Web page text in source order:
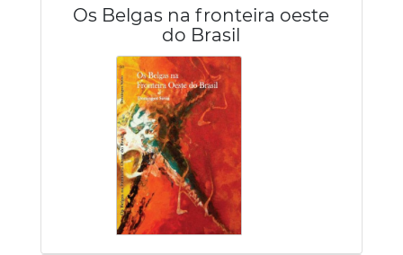
Os Belgas na fronteira oeste
do Brasil